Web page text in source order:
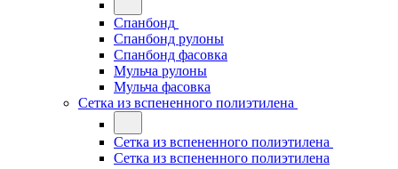
Спанбонд
Спанбонд рулоны
Спанбонд фасовка
Мульча рулоны
Мульча фасовка
Сетка из вспененного полиэтилена
Сетка из вспененного полиэтилена
Сетка из вспененного полиэтилена